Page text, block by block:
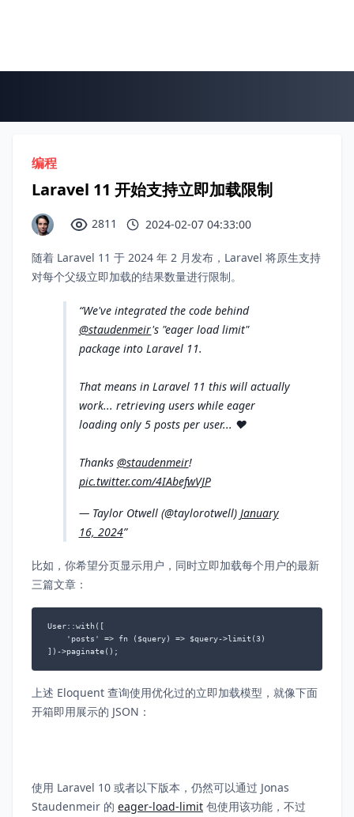
编程
Laravel 11 开始支持立即加载限制
2811 2024-02-07 04:33:00
随着 Laravel 11 于 2024 年 2 月发布，Laravel 将原生支持
对每个父级立即加载的结果数量进行限制。
We've integrated the code behind
@staudenmeir's "eager load limit"
package into Laravel 11.
That means in Laravel 11 this will actually
work... retrieving users while eager
loading only 5 posts per user... ❤️
Thanks @staudenmeir!
pic.twitter.com/4IAbefwVJP
— Taylor Otwell (@taylorotwell) January
16, 2024
比如，你希望分页显示用户，同时立即加载每个用户的最新
三篇文章：
User::with([
    'posts' => fn ($query) => $query->limit(3)
])->paginate();
上述 Eloquent 查询使用优化过的立即加载模型，就像下面
开箱即用展示的 JSON：
使用 Laravel 10 或者以下版本，仍然可以通过 Jonas
Staudenmeir 的 eager-load-limit 包使用该功能，不过